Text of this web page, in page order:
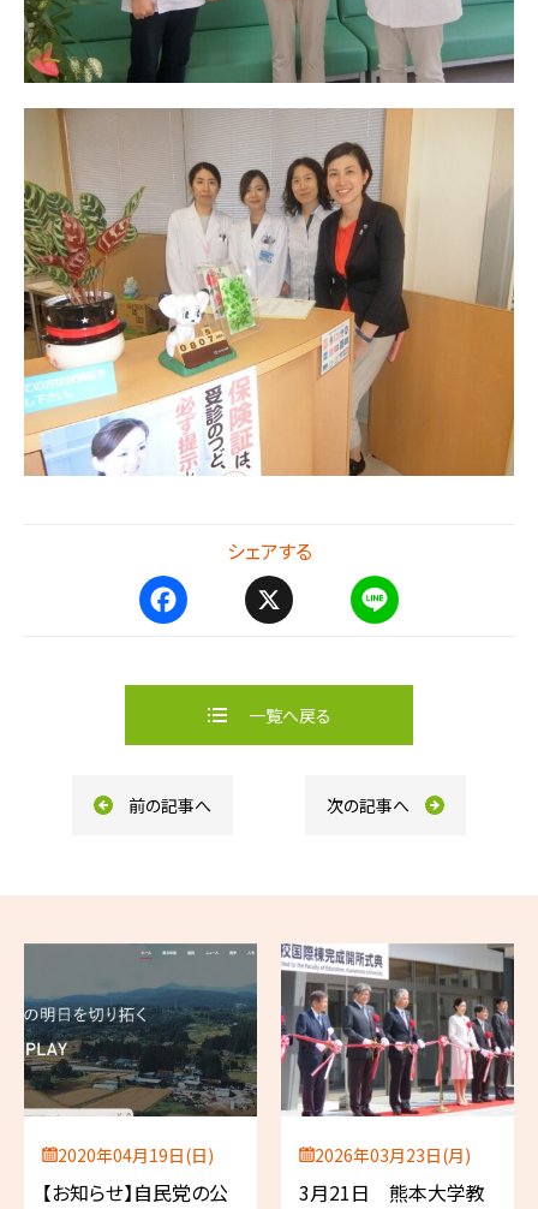
シェアする
e
o
e
一覧へ戻る
前の記事へ 次の記事へ
2020年04月19日(日)
【お知らせ】自民党の公
2026年03月23日(月)
3月21日 熊本大学教